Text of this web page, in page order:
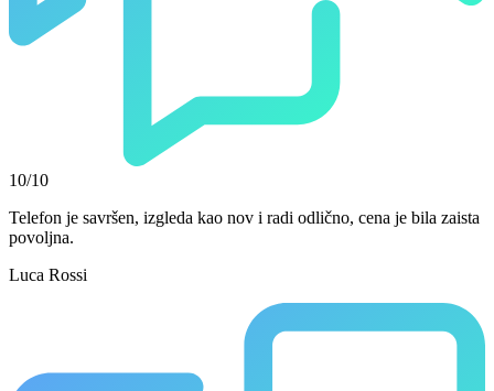
10/10
Telefon je savršen, izgleda kao nov i radi odlično, cena je bila zaista
povoljna.
Luca Rossi